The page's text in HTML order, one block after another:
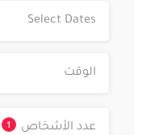
عدد الأشخاص 1